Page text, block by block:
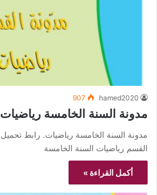
hamed2020
907
مدونة السنة الخامسة رياضيات
القسم رياضيات السنة الخامسة
أكمل القراءة »